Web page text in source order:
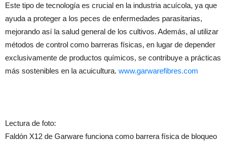
Este tipo de tecnología es crucial en la industria acuícola, ya que
ayuda a proteger a los peces de enfermedades parasitarias,
mejorando así la salud general de los cultivos. Además, al utilizar
métodos de control como barreras físicas, en lugar de depender
exclusivamente de productos químicos, se contribuye a prácticas
más sostenibles en la acuicultura. www.garwarefibres.com
Lectura de foto:
Faldón X12 de Garware funciona como barrera física de bloqueo